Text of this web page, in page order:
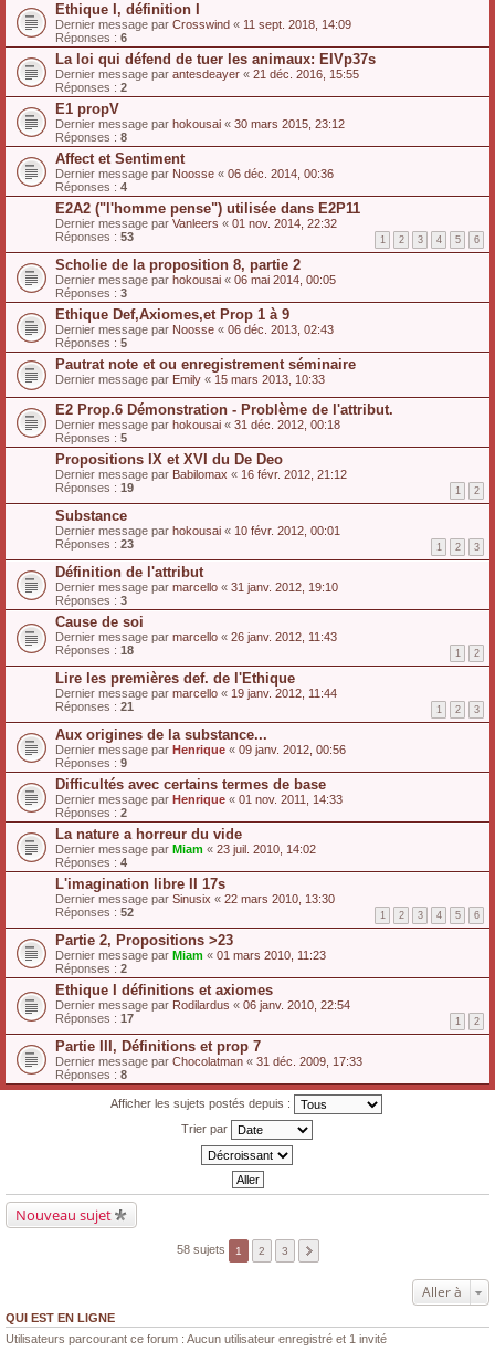
Ethique I, définition I
Dernier message par Crosswind « 11 sept. 2018, 14:09
Réponses : 6
La loi qui défend de tuer les animaux: EIVp37s
Dernier message par antesdeayer « 21 déc. 2016, 15:55
Réponses : 2
E1 propV
Dernier message par hokousai « 30 mars 2015, 23:12
Réponses : 8
Affect et Sentiment
Dernier message par Noosse « 06 déc. 2014, 00:36
Réponses : 4
E2A2 ("l'homme pense") utilisée dans E2P11
Dernier message par Vanleers « 01 nov. 2014, 22:32
Réponses : 53 1 2 3 4 5 6
Scholie de la proposition 8, partie 2
Dernier message par hokousai « 06 mai 2014, 00:05
Réponses : 3
Ethique Def,Axiomes,et Prop 1 à 9
Dernier message par Noosse « 06 déc. 2013, 02:43
Réponses : 5
Pautrat note et ou enregistrement séminaire
Dernier message par Emily « 15 mars 2013, 10:33
E2 Prop.6 Démonstration - Problème de l'attribut.
Dernier message par hokousai « 31 déc. 2012, 00:18
Réponses : 5
Propositions IX et XVI du De Deo
Dernier message par Babilomax « 16 févr. 2012, 21:12
Réponses : 19 1 2
Substance
Dernier message par hokousai « 10 févr. 2012, 00:01
Réponses : 23 1 2 3
Définition de l'attribut
Dernier message par marcello « 31 janv. 2012, 19:10
Réponses : 3
Cause de soi
Dernier message par marcello « 26 janv. 2012, 11:43
Réponses : 18 1 2
Lire les premières def. de l'Ethique
Dernier message par marcello « 19 janv. 2012, 11:44
Réponses : 21 1 2 3
Aux origines de la substance...
Dernier message par Henrique « 09 janv. 2012, 00:56
Réponses : 9
Difficultés avec certains termes de base
Dernier message par Henrique « 01 nov. 2011, 14:33
Réponses : 2
La nature a horreur du vide
Dernier message par Miam « 23 juil. 2010, 14:02
Réponses : 4
L'imagination libre II 17s
Dernier message par Sinusix « 22 mars 2010, 13:30
Réponses : 52 1 2 3 4 5 6
Partie 2, Propositions >23
Dernier message par Miam « 01 mars 2010, 11:23
Réponses : 2
Ethique I définitions et axiomes
Dernier message par Rodilardus « 06 janv. 2010, 22:54
Réponses : 17 1 2
Partie III, Définitions et prop 7
Dernier message par Chocolatman « 31 déc. 2009, 17:33
Réponses : 8
Afficher les sujets postés depuis :
Trier par
Nouveau sujet
58 sujets 1 2 3
Aller à
QUI EST EN LIGNE
Utilisateurs parcourant ce forum : Aucun utilisateur enregistré et 1 invité